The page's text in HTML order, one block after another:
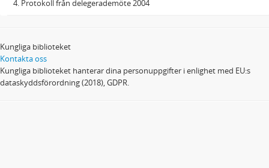
4. Protokoll från delegerademöte 2004
Kungliga biblioteket
Kontakta oss
Kungliga biblioteket hanterar dina personuppgifter i enlighet med EU:s
dataskyddsförordning (2018), GDPR.